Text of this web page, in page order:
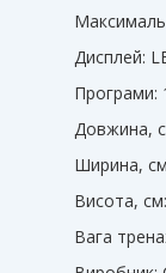
Дисплей:
Програми:
Довжина,
Ширина,
Висота,
Вага